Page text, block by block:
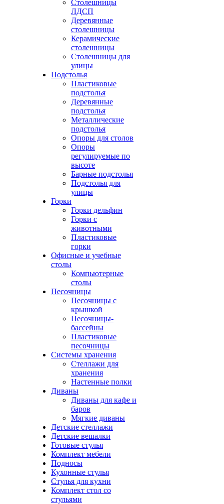
Столешницы
ЛДСП
Деревянные
столешницы
Керамические
столешницы
Столешницы для
улицы
Подстолья
Пластиковые
подстолья
Деревянные
подстолья
Металлические
подстолья
Опоры для столов
Опоры
регулируемые по
высоте
Барные подстолья
Подстолья для
улицы
Горки
Горки дельфин
Горки с
животными
Пластиковые
горки
Офисные и учебные
столы
Компьютерные
столы
Песочницы
Песочницы с
крышкой
Песочницы-
бассейны
Пластиковые
песочницы
Системы хранения
Стеллажи для
хранения
Настенные полки
Диваны
Диваны для кафе и
баров
Мягкие диваны
Детские стеллажи
Детские вешалки
Готовые стулья
Комплект мебели
Подносы
Кухонные стулья
Стулья для кухни
Комплект стол со
стульями